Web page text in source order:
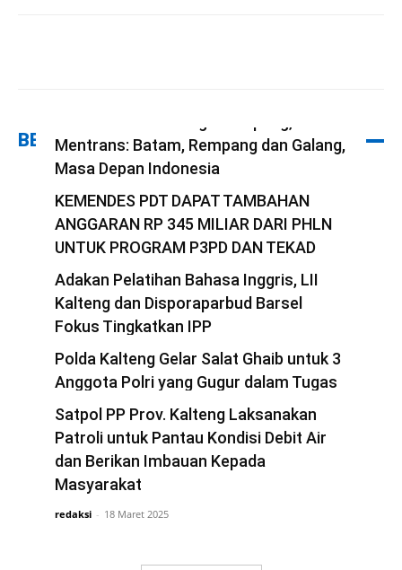
BERITA TERBARU
Mentrans: Batam, Rempang dan Galang,
Masa Depan Indonesia
redaksi - 29 Maret 2025
KEMENDES PDT DAPAT TAMBAHAN
ANGGARAN RP 345 MILIAR DARI PHLN
UNTUK PROGRAM P3PD DAN TEKAD
redaksi - 22 Maret 2025
Adakan Pelatihan Bahasa Inggris, LII
Kalteng dan Disporaparbud Barsel
Fokus Tingkatkan IPP
redaksi 21 Maret 2025
Polda Kalteng Gelar Salat Ghaib untuk 3
Anggota Polri yang Gugur dalam Tugas
di Way Kanan Lampung
redaksi - 19 Maret 2025
Satpol PP Prov. Kalteng Laksanakan
Patroli untuk Pantau Kondisi Debit Air
dan Berikan Imbauan Kepada
Masyarakat
redaksi - 18 Maret 2025